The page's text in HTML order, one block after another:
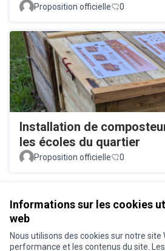
Informations sur les cookies
web
Nous utilisons des cookies sur notre site
performance et les contenus du site.
Proposition officielle 0
Installation de
les écoles du quartier
Proposition officielle 0
Conditions d'utilisation